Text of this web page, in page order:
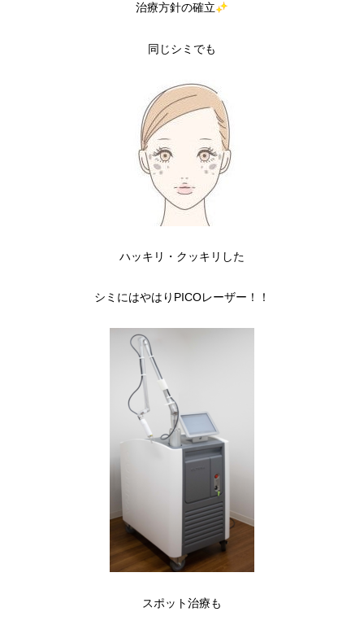
治療方針の確立
同じシミでも
ハッキリ・クッキリした
シミにはやはりPICOレーザー！！
スポット治療も